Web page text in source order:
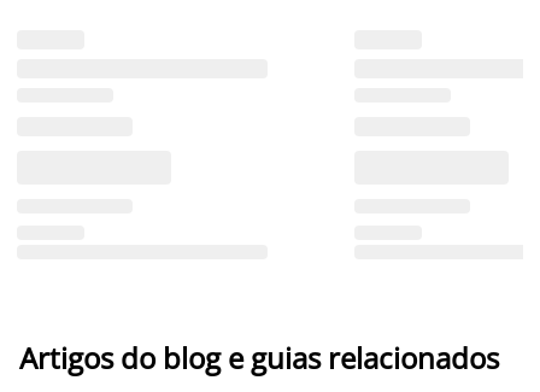
Artigos do blog e guias relacionados